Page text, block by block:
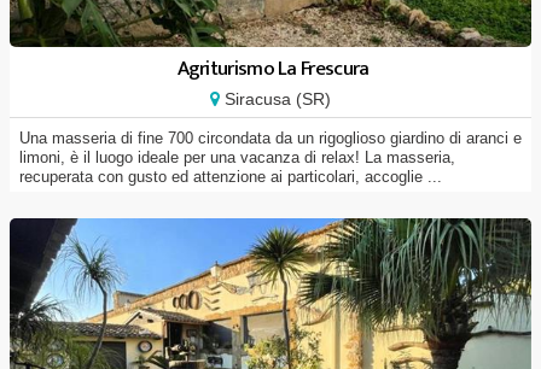
Agriturismo La Frescura
Siracusa (SR)
Una masseria di fine 700 circondata da un rigoglioso giardino di aranci e
limoni, è il luogo ideale per una vacanza di relax! La masseria,
recuperata con gusto ed attenzione ai particolari, accoglie ...